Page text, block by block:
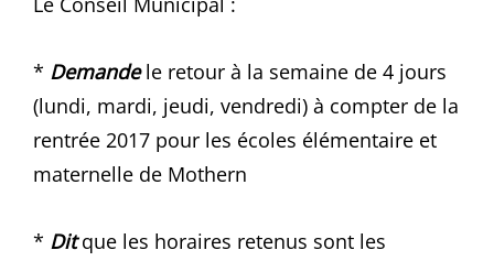
* Demandele retour à la semaine de 4 jours
(lundi, mardi, jeudi, vendredi) à compter de la
rentrée 2017 pour les écoles élémentaire et
maternelle de Mothern
* Ditque les horaires retenus sont les